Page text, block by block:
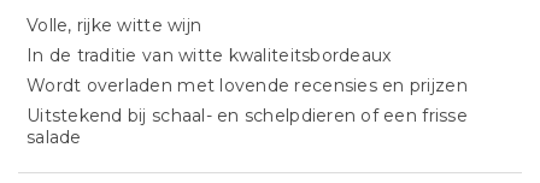
Volle, rijke witte wijn
In de traditie van witte kwaliteitsbordeaux
Wordt overladen met lovende recensies en prijzen
Uitstekend bij schaal- en schelpdieren of een frisse
salade